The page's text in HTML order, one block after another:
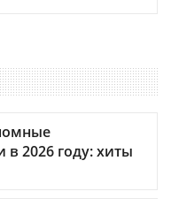
в 2026 году: хиты